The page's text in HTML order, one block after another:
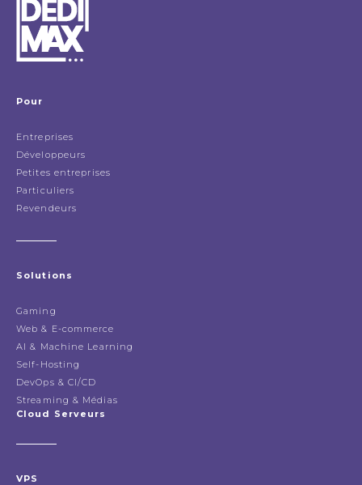
Pour
Entreprises
Développeurs
Petites entreprises
Particuliers
Revendeurs
Solutions
Gaming
Web & E-commerce
AI & Machine Learning
Self-Hosting
DevOps & CI/CD
Streaming & Médias
Cloud Serveurs
VPS